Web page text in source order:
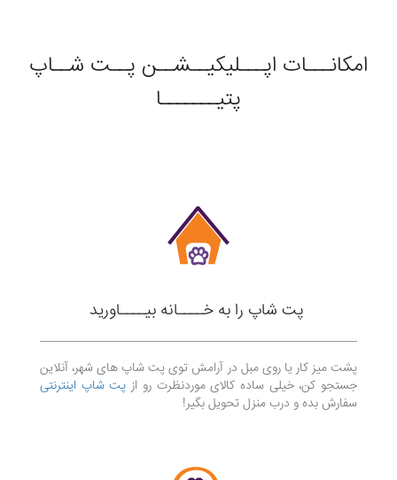
امکانـــات اپـــلیکیــشــن پــت شــاپ
پتیـــــــا
پت شاپ را به خــــانه بیــــاورید
پشت میز کار یا روی مبل در آرامش توی پت شاپ های شهر، آنلاین
جستجو کن، خیلی ساده کالای موردنظرت رو از پت شاپ اینترنتی
سفارش بده و درب منزل تحویل بگیر!